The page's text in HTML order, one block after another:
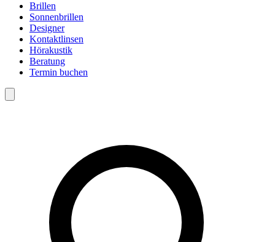
Brillen
Sonnenbrillen
Designer
Kontaktlinsen
Hörakustik
Beratung
Termin buchen